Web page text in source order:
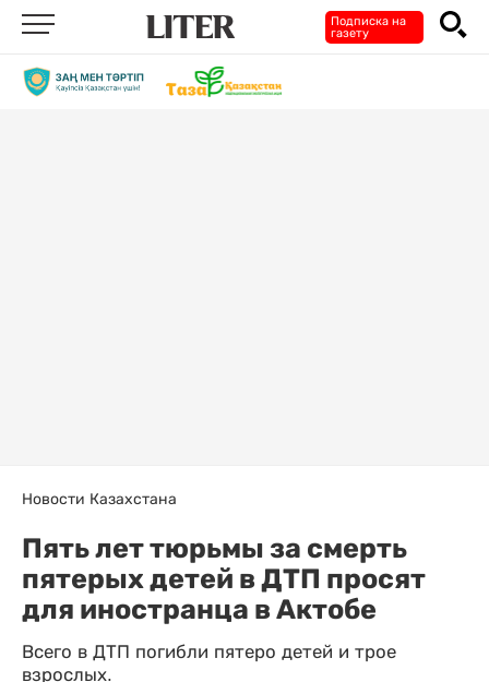
Подписка на
газету
Новости Казахстана
Пять лет тюрьмы за смерть
пятерых детей в ДТП просят
для иностранца в Актобе
Всего в ДТП погибли пятеро детей и трое
взрослых.